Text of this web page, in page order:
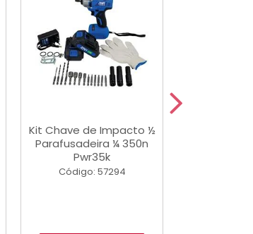
Kit Chave de Impacto ½
Parafusadeira ¼ 350n
Pwr35k
Código: 57294